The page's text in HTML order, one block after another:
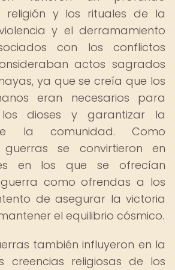
y los rituales de la
y el derramamiento
con los conflictos
actos sagrados
ya que se creía que los
eran necesarios para
dioses y garantizar la
la comunidad. Como
se convirtieron en
en los que se ofrecían
como ofrendas a los
de asegurar la victoria
el equilibrio cósmico.
también influyeron en la
creencias religiosas de los